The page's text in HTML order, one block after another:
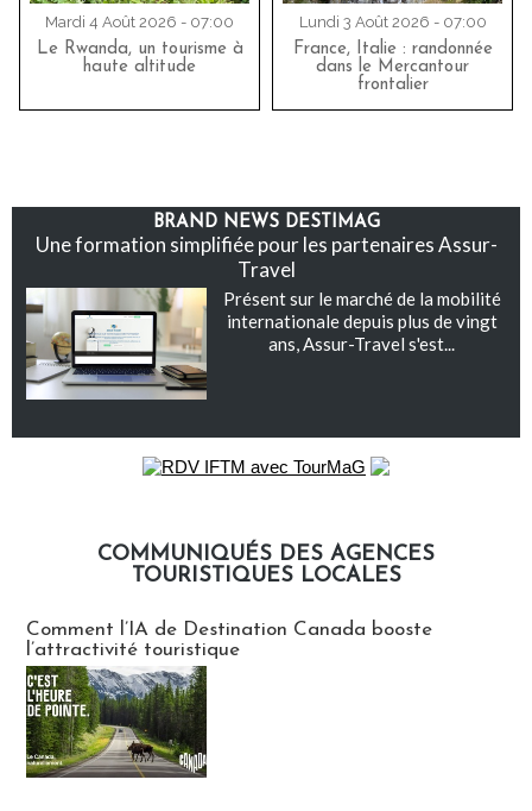
Mardi 4 Août 2026 - 07:00
Le Rwanda, un tourisme à
haute altitude
Lundi 3 Août 2026 - 07:00
France, Italie : randonnée
dans le Mercantour
frontalier
BRAND NEWS DESTIMAG
Une formation simplifiée pour les partenaires Assur-
Travel
Présent sur le marché de la mobilité
internationale depuis plus de vingt
ans, Assur-Travel s'est...
COMMUNIQUÉS DES AGENCES
TOURISTIQUES LOCALES
Comment l’IA de Destination Canada booste
l’attractivité touristique